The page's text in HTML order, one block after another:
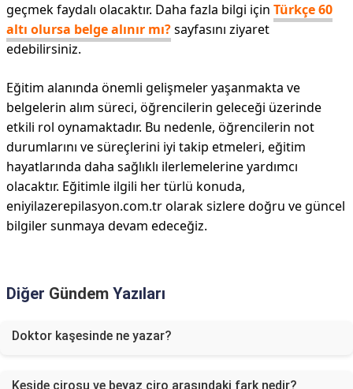
geçmek faydalı olacaktır. Daha fazla bilgi için Türkçe 60
altı olursa belge alınır mı?sayfasını ziyaret
edebilirsiniz.
Eğitim alanında önemli gelişmeler yaşanmakta ve
belgelerin alım süreci, öğrencilerin geleceği üzerinde
etkili rol oynamaktadır. Bu nedenle, öğrencilerin not
durumlarını ve süreçlerini iyi takip etmeleri, eğitim
hayatlarında daha sağlıklı ilerlemelerine yardımcı
olacaktır. Eğitimle ilgili her türlü konuda,
eniyilazerepilasyon.com.tr olarak sizlere doğru ve güncel
bilgiler sunmaya devam edeceğiz.
Diğer Gündem Yazıları
Doktor kaşesinde ne yazar?
Keşide cirosu ve beyaz ciro arasındaki fark nedir?